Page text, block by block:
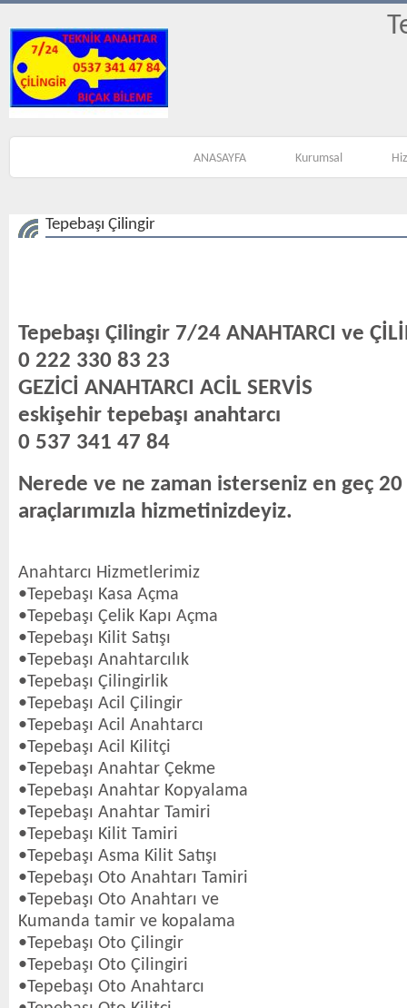
ANASAYFA Kurumsal
Tepebaşı Çilingir
Tepebaşı Çilingir 7/24 ANAHTARCI ve
0 222 330 83 23
GEZİCİ ANAHTARCI ACİL SERVİS
eskişehir tepebaşı anahtarcı
0 537 341 47 84
Nerede ve ne zaman isterseniz en geç
araçlarımızla hizmetinizdeyiz.
Anahtarcı Hizmetlerimiz
•Tepebaşı Kasa Açma
•Tepebaşı Çelik Kapı Açma
•Tepebaşı Kilit Satışı
•Tepebaşı Anahtarcılık
•Tepebaşı Çilingirlik
•Tepebaşı Acil Çilingir
•Tepebaşı Acil Anahtarcı
•Tepebaşı Acil Kilitçi
•Tepebaşı Anahtar Çekme
•Tepebaşı Anahtar Kopyalama
•Tepebaşı Anahtar Tamiri
•Tepebaşı Kilit Tamiri
•Tepebaşı Asma Kilit Satışı
•Tepebaşı Oto Anahtarı Tamiri
•Tepebaşı Oto Anahtarı ve
Kumanda tamir ve kopalama
•Tepebaşı Oto Çilingir
•Tepebaşı Oto Çilingiri
•Tepebaşı Oto Anahtarcı